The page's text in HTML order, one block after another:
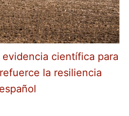
científica para
la resiliencia